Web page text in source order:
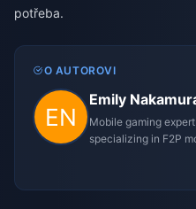
potřeba.
O AUTOROVI
Emily
Mobile gaming
specializing in F2P